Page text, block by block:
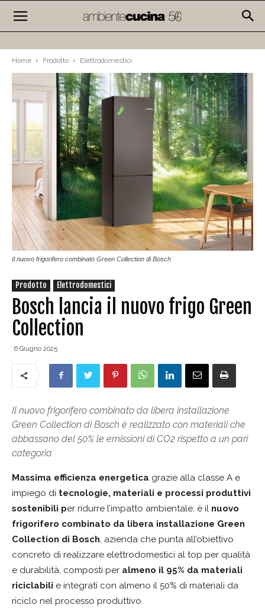
Home Prodotto Elettrodomestici
Il nuovo frigorifero combinato Green Collection di Bosch
Prodotto Elettrodomestici
Bosch lancia il nuovo frigo Green
Collection
6 Giugno 2025
Il nuovo frigorifero combinato da libera installazione
Green Collection di Bosch è realizzato con materiali che
abbassano del 50% le emissioni di CO2 rispetto a un pari
categoria
Massima efficienza energetica grazie alla classe A e
impiego di tecnologie, materiali e processi produttivi
sostenibili per ridurre l’impatto ambientale: è il nuovo
frigorifero combinato da libera installazione Green
Collection di Bosch, azienda che punta all’obiettivo
concreto di realizzare elettrodomestici al top per qualità
e durabilità, composti per almeno il 95% da materiali
riciclabili e integrati con almeno il 50% di materiali da
riciclo nel processo produttivo.